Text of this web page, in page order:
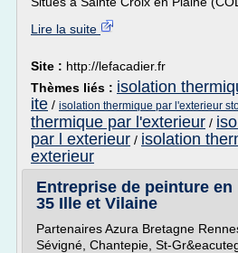
Lire la suite
Site : http://lefacadier.fr
Thèmes liés : isolation
ite / isolation thermique par l'exterieur
thermique par l'exterieur /
par l exterieur / isolation
exterieur
Entreprise de peinture
35 Ille et Vilaine
Partenaires Azura Bretagne
Sévigné, Chantepie, St-